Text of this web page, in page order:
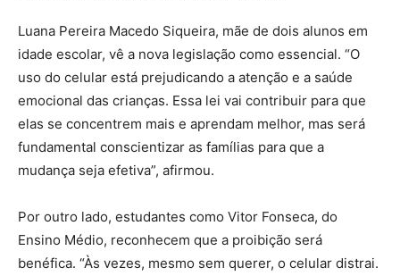
Luana Pereira Macedo Siqueira, mãe de dois alunos em
idade escolar, vê a nova legislação como essencial. “O
uso do celular está prejudicando a atenção e a saúde
emocional das crianças. Essa lei vai contribuir para que
elas se concentrem mais e aprendam melhor, mas será
fundamental conscientizar as famílias para que a
mudança seja efetiva”, afirmou.
Por outro lado, estudantes como Vitor Fonseca, do
Ensino Médio, reconhecem que a proibição será
benéfica. “Às vezes, mesmo sem querer, o celular distrai.